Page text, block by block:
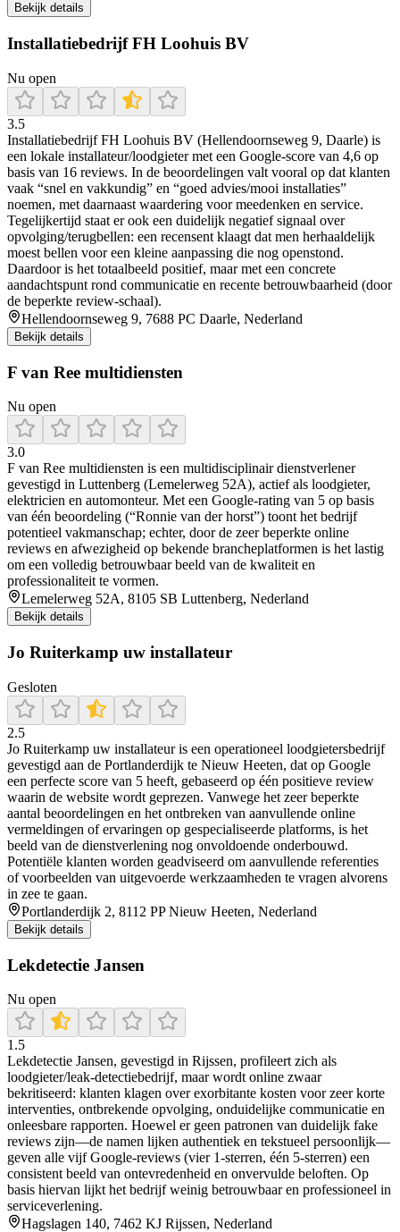
Bekijk details
Installatiebedrijf FH Loohuis BV
Nu open
3.5
Installatiebedrijf FH Loohuis BV (Hellendoornseweg 9, Daarle) is
een lokale installateur/loodgieter met een Google-score van 4,6 op
basis van 16 reviews. In de beoordelingen valt vooral op dat klanten
vaak “snel en vakkundig” en “goed advies/mooi installaties”
noemen, met daarnaast waardering voor meedenken en service.
Tegelijkertijd staat er ook een duidelijk negatief signaal over
opvolging/terugbellen: een recensent klaagt dat men herhaaldelijk
moest bellen voor een kleine aanpassing die nog openstond.
Daardoor is het totaalbeeld positief, maar met een concrete
aandachtspunt rond communicatie en recente betrouwbaarheid (door
de beperkte review-schaal).
Hellendoornseweg 9, 7688 PC Daarle, Nederland
Bekijk details
F van Ree multidiensten
Nu open
3.0
F van Ree multidiensten is een multidisciplinair dienstverlener
gevestigd in Luttenberg (Lemelerweg 52A), actief als loodgieter,
elektricien en automonteur. Met een Google-rating van 5 op basis
van één beoordeling (“Ronnie van der horst”) toont het bedrijf
potentieel vakmanschap; echter, door de zeer beperkte online
reviews en afwezigheid op bekende brancheplatformen is het lastig
om een volledig betrouwbaar beeld van de kwaliteit en
professionaliteit te vormen.
Lemelerweg 52A, 8105 SB Luttenberg, Nederland
Bekijk details
Jo Ruiterkamp uw installateur
Gesloten
2.5
Jo Ruiterkamp uw installateur is een operationeel loodgietersbedrijf
gevestigd aan de Portlanderdijk te Nieuw Heeten, dat op Google
een perfecte score van 5 heeft, gebaseerd op één positieve review
waarin de website wordt geprezen. Vanwege het zeer beperkte
aantal beoordelingen en het ontbreken van aanvullende online
vermeldingen of ervaringen op gespecialiseerde platforms, is het
beeld van de dienstverlening nog onvoldoende onderbouwd.
Potentiële klanten worden geadviseerd om aanvullende referenties
of voorbeelden van uitgevoerde werkzaamheden te vragen alvorens
in zee te gaan.
Portlanderdijk 2, 8112 PP Nieuw Heeten, Nederland
Bekijk details
Lekdetectie Jansen
Nu open
1.5
Lekdetectie Jansen, gevestigd in Rijssen, profileert zich als
loodgieter/leak-detectiebedrijf, maar wordt online zwaar
bekritiseerd: klanten klagen over exorbitante kosten voor zeer korte
interventies, ontbrekende opvolging, onduidelijke communicatie en
onleesbare rapporten. Hoewel er geen patronen van duidelijk fake
reviews zijn—de namen lijken authentiek en tekstueel persoonlijk—
geven alle vijf Google-reviews (vier 1‑sterren, één 5‑sterren) een
consistent beeld van ontevredenheid en onvervulde beloften. Op
basis hiervan lijkt het bedrijf weinig betrouwbaar en professioneel in
serviceverlening.
Hagslagen 140, 7462 KJ Rijssen, Nederland